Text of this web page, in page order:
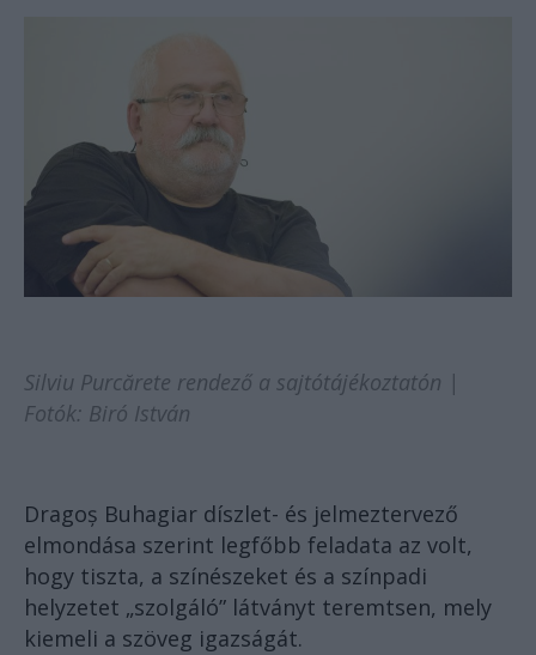
Silviu Purcărete rendező a sajtótájékoztatón |
Fotók: Biró István
Dragoș Buhagiar díszlet- és jelmeztervező
elmondása szerint legfőbb feladata az volt,
hogy tiszta, a színészeket és a színpadi
helyzetet „szolgáló” látványt teremtsen, mely
kiemeli a szöveg igazságát.